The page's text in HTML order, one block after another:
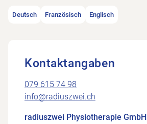
Deutsch Französisch Englisch
Kontaktangaben
079 615 74 98
info@radiuszwei.ch
radiuszwei Physiotherapie GmbH